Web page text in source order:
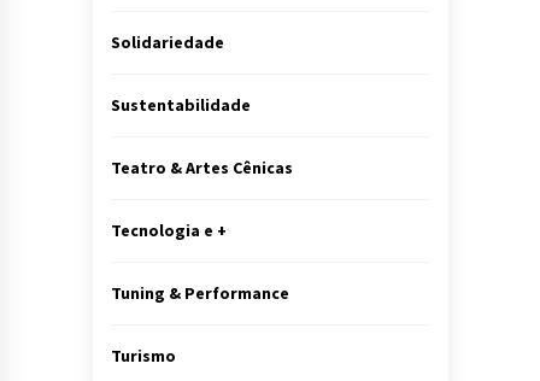
Solidariedade
Sustentabilidade
Teatro & Artes Cênicas
Tecnologia e +
Tuning & Performance
Turismo